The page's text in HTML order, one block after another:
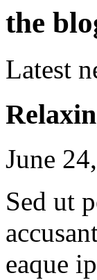
the
Latest
June
Sed ut
eaque